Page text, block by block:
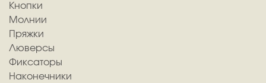
Кнопки
Молнии
Пряжки
Люверсы
Фиксаторы
Наконечники